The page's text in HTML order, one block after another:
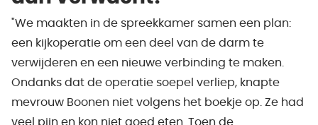
"We maakten in de spreekkamer samen een plan:
een kijkoperatie om een deel van de darm te
verwijderen en een nieuwe verbinding te maken.
Ondanks dat de operatie soepel verliep, knapte
mevrouw Boonen niet volgens het boekje op. Ze had
veel pijn en kon niet goed eten. Toen de